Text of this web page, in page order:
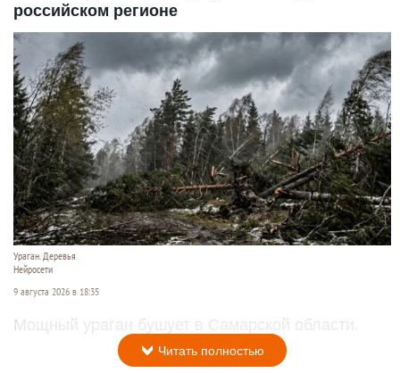
российском регионе
Ураган. Деревья
Нейросети
9 августа 2026 в 18:35
Мощный ураган бушует в Самарской области.
Читать полностью